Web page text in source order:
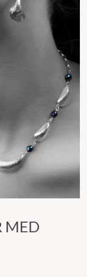
MED